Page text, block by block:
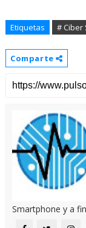
Etiquetas # Ciber
Comparte
Smartphone y a